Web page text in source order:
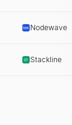
Nodewave
Stackline